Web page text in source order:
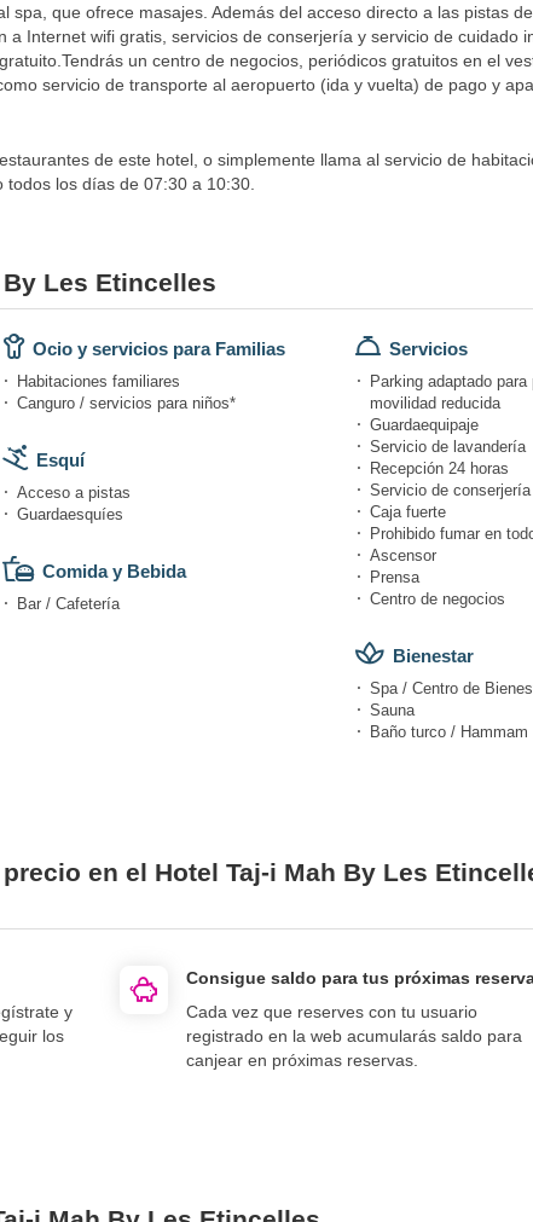
spa, que ofrece masajes. Además del acceso directo a las pistas
a Internet wifi gratis, servicios de conserjería y servicio de cuidado
un centro de negocios, periódicos gratuitos en el
servicio de transporte al aeropuerto (ida y vuelta) de pago y
de este hotel, o simplemente llama al servicio de
los días de 07:30 a 10:30.
Les Etincelles
Ocio y servicios para Familias
Habitaciones familiares
Canguro / servicios para niños*
Esquí
Acceso a pistas
Guardaesquíes
Comida y Bebida
Bar / Cafetería
Servicios
Parking adaptado para
movilidad reducida
Guardaequipaje
Servicio de lavandería
Recepción 24 horas
Servicio de conserjería
Caja fuerte
Prohibido fumar en
Ascensor
Prensa
Centro de negocios
Bienestar
Spa / Centro de
Sauna
Baño turco / Hammam
en el Hotel Taj-i Mah By Les
y
los
Consigue saldo para tus próximas
Cada vez que reserves con tu usuario
registrado en la web acumularás saldo para
canjear en próximas reservas.